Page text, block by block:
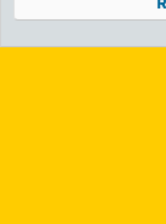
Community platform